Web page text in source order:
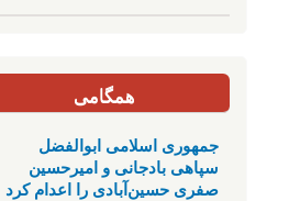
همگامی
جمهوری اسلامی ابوالفضل
سپاهی بادجانی و امیرحسین
صفری حسین‌آبادی را اعدام کرد